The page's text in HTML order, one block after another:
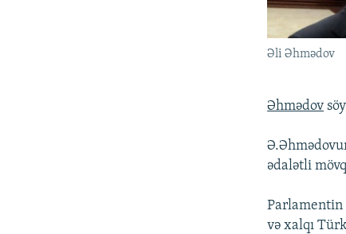
Əli Əhmədov
Əhmədov
ədalətli
və xalqı